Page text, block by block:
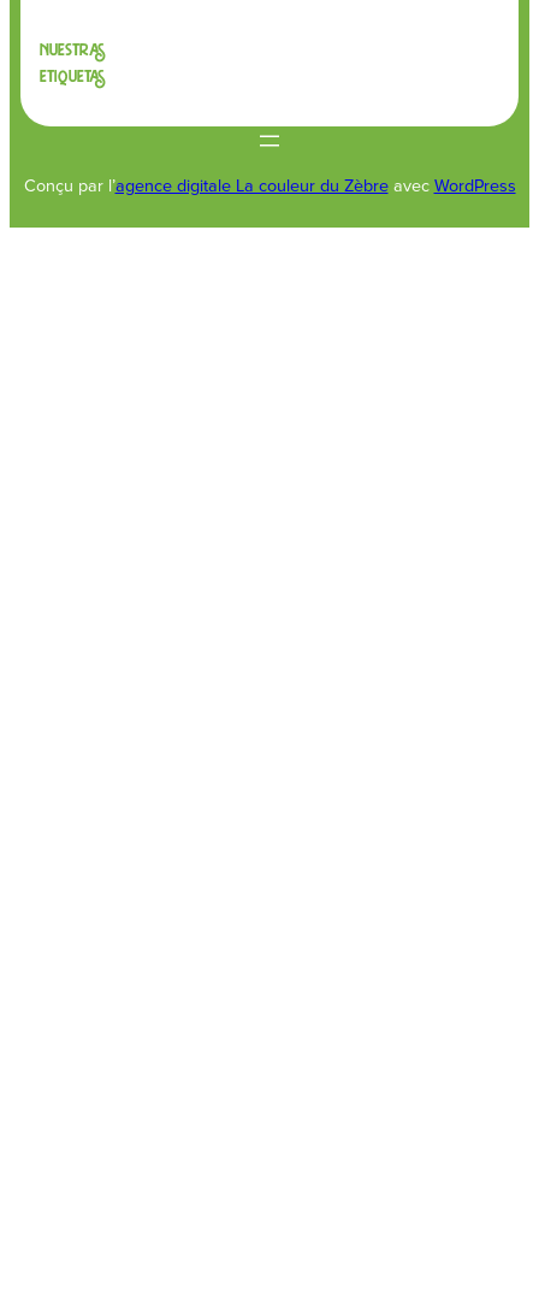
Nuestras
etiquetas
Conçu par l’agence digitale La couleur du Zèbreavec WordPress